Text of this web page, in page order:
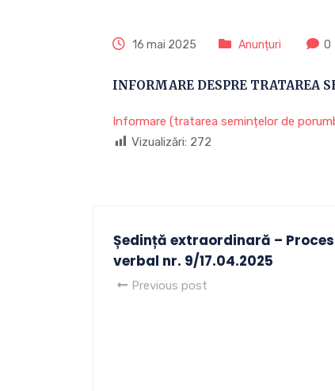
16 mai 2025 Anunțuri 0
INFORMARE DESPRE TRATAREA
Informare (tratarea semințelor de
Vizualizări: 272
Ședință extraordinară – Proces
verbal nr. 9/17.04.2025
Previous post